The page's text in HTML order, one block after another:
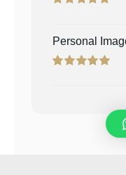
Personal Image
Rated5.00
out of 5